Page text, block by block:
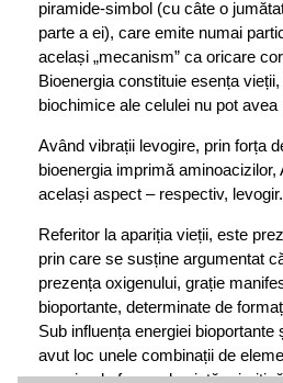
piramide-simbol (cu câte o
parte a ei), care emite numai
același „mecanism” ca oricare
Bioenergia constituie esența
biochimice ale celulei nu pot avea
Având vibrații levogire, prin forța
bioenergia imprimă aminoacizilor,
același aspect – respectiv, levogir.
Referitor la apariția vieții, este
prin care se susține argumentat
prezența oxigenului, grație
bioportante, determinate de
Sub influența energiei bioportante
avut loc unele combinații de
se primele forme de viață